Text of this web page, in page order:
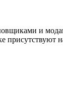
и